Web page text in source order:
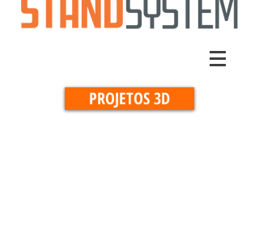
PROJETOS 3D